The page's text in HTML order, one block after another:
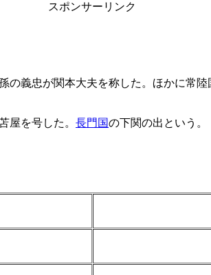
スポンサーリンク
の義忠が関本大夫を称した。ほかに常
屋を号した。 長門国の下関の出という。